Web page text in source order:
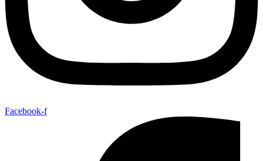
Facebook-f